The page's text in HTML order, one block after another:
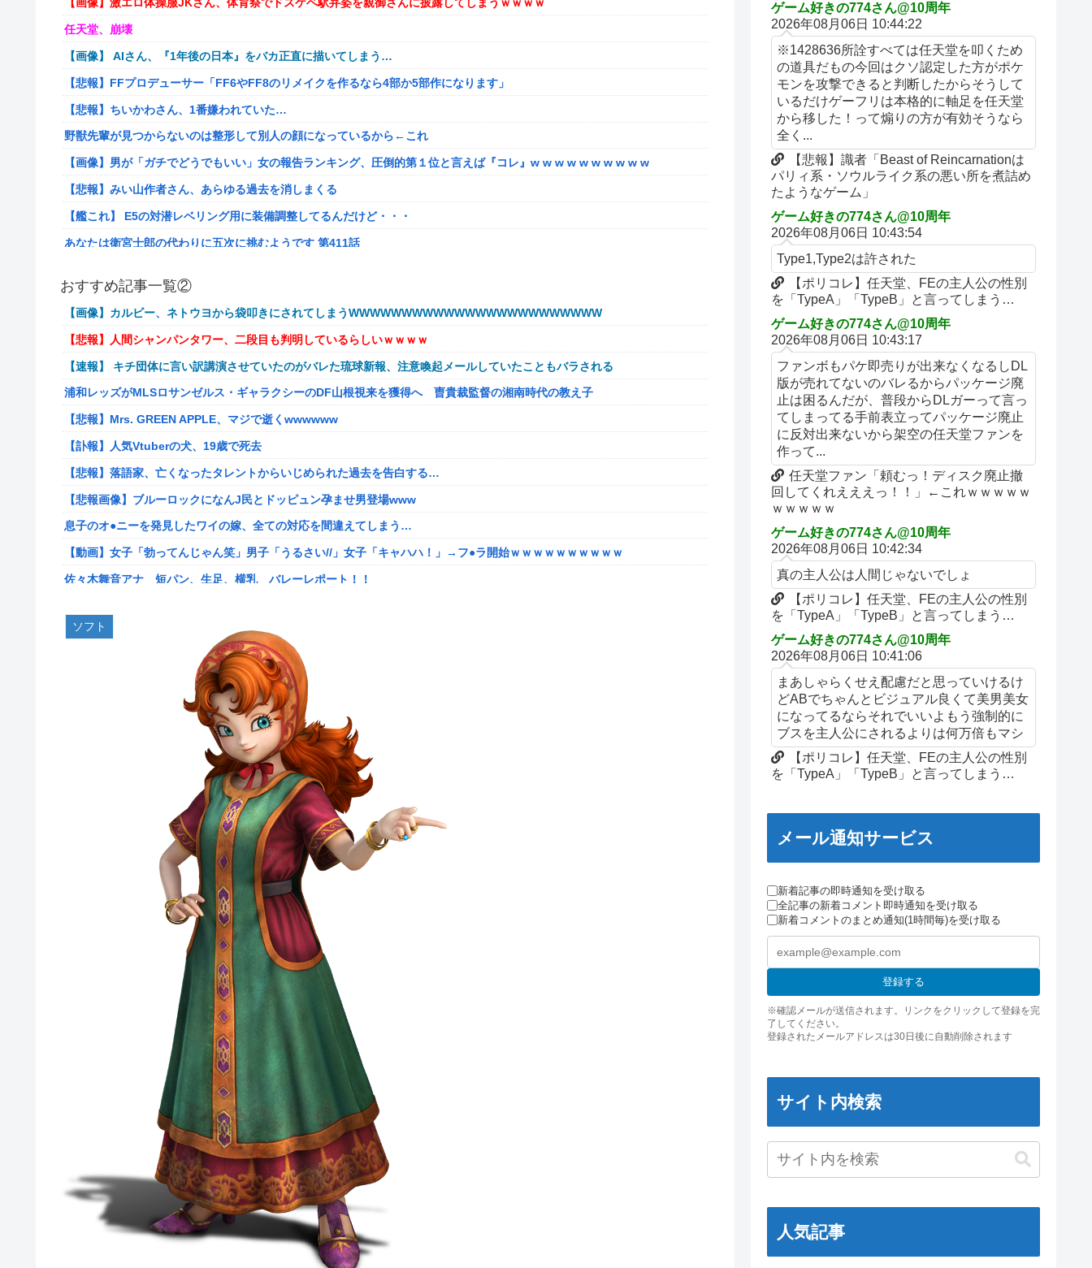
【画像】激エロ体操服JKさん、体育祭でドスケベ駅弁姿を親御さんに披露してしまうｗｗｗｗ
任天堂、崩壊
【画像】 AIさん、『1年後の日本』をバカ正直に描いてしまう…
【悲報】FFプロデューサー「FF6やFF8のリメイクを作るなら4部か5部作になります」
【悲報】ちいかわさん、1番嫌われていた…
野獣先輩が見つからないのは整形して別人の顔になっているから←これ
【画像】男が「ガチでどうでもいい」女の報告ランキング、圧倒的第１位と言えば『コレ』w w w w w w w w w w
【悲報】みい山作者さん、あらゆる過去を消しまくる
【艦これ】 E5の対潜レベリング用に装備調整してるんだけど・・・
あなたは衛宮士郎の代わりに五次に挑むようです 第411話
海外「世界で日本を死守するぞ！」 日本の消防署を訪れたちびっ子集団が世界をメロメロに
【悲報】若者「転勤とか無理」→企業、ついに制度を変え始める
病気でウィッグと知った途端、女性社員を無視＆最低の性的暴言を吐く会社男たち！裏で告発した結果、部署解体＆異動で減
給の地獄を見ることにｗｗ←人として最低限の倫理観すら欠如してる
通学電車でイキリオタク3人組にイヤホン抜かれて「違法サイトで見るな！」と絡まれた→「Netflixですが…？」と返したら
キョドって別車両へ逃走…20代にもなって群れてイキってくんな
専業主婦の私に毎日暴言電話をかけてくるトメ！声優学校で培った声色チェンジで間違い電話ループ⇒極道になりすましてド
ス声で脅した結果←声優スキルの無駄遣いが最高すぎるｗｗｗ
【悲報】落語家、亡くなったタレントからいじめられた過去を告白する…
【悲報画像】ブルーロックになんJ民とドッピュン孕ませ男登場www
【画像】人気漫画「サンキューピッチ」6巻の表紙、えちえちすぎて限界突破ｗｗｗｗ
【世も末】セクシー女優「熊本に300万円寄付」→ (ヽ´ん`)「汚い金でもありがとう」
海外「世界で日本を死守するぞ！」 日本の消防署を訪れたちびっ子集団が世界をメロメロに
海外「全部日本の真似だったのか…」 日本の普通のテレビ番組が最新SNSの数十年先を行っていたと話題に
米国「日本よ、そろそろ利上げしろ」高市政権の経済政策に圧力ｗ
「いきなりステーキ」の反対ｗｗｗｗｗｗｗｗｗ
【NGS】ルーサー緊急、新武器、東方コラボ、EXレベル40… 8/5はアップデート盛り沢山！？貴様ら何から始める？( •᷄ὤ•᷅ )
【生後1日めから】赤ちゃんと大きな犬の成長記録、愛らしい動画が話題に
【ウマ娘】セイちゃんの攻撃力を見よ！！！
【悲報】サイゼ絵師、アカウント停止に追い込まれるwwwwwww
刈川くるみアナ ノースリーブの巨乳！！
【艦これ】ジャージ鹿島 他
堀江由衣(49)がまだ誰のものでもないという現実ｗｗｗｗ
【画像】みい山作者、結構ヤバい事態になる。とんでもない人物との打ち合わせを自白していた
【ウマ娘】なんだかんだ人はダイワスカーレットに帰ってくる
「X-Men ’97」シーズン２ ８話 感想まとめ
【ウマ娘】ライトオはこういう事言う
「サカモトデイズ」最新話、ついに新旧ORDERが集結し、坂本スラーと総力戦に突入！！！
【ガンプラ再販】 HG「ジェスタ (シェザール隊仕様 A班装備)」「ジェスタ (シェザール隊仕様 B&C班装備)」【11時予約開
【アイマス】 アイドル達が雑談してるだけ【モバマス】
【朗報】メディア「PS6発売後もPS5はまだまだ現役」
【艦これ】みんなもう終わってそうだから聞くんだけど E3-2ってサブの穴が空いてないダイハツ駆逐並べて 高速＋とかして
るとアホほど時間かかる？
【艦これ】酔って妹に絡むアブルッツィ 他
【艦これ】今回のかわいい大賞は決まった
【艦これ】ジャージ鹿島 他
PS4「アイマススターリットシーズン」最新PV「新曲:夏のBang!!MV」公開！さらに「体験版」の配信が決定！
連合のモルモット部隊の部隊長になりました 第42話
おすすめ記事一覧②
【画像】カルビー、ネトウヨから袋叩きにされてしまうWWWWWWWWWWWWWWWWWWWWWWWW
【悲報】人間シャンパンタワー、二段目も判明しているらしいｗｗｗｗ
【速報】 キチ団体に言い訳講演させていたのがバレた琉球新報、注意喚起メールしていたこともバラされる
浦和レッズがMLSロサンゼルス・ギャラクシーのDF山根視来を獲得へ 曺貴裁監督の湘南時代の教え子
【悲報】Mrs. GREEN APPLE、マジで逝くwwwwww
【訃報】人気Vtuberの犬、19歳で死去
【悲報】落語家、亡くなったタレントからいじめられた過去を告白する…
【悲報画像】ブルーロックになんJ民とドッピュン孕ませ男登場www
息子のオ●ニーを発見したワイの嫁、全ての対応を間違えてしまう…
【動画】女子「勃ってんじゃん笑」男子「うるさい//」女子「キャハハ！」→フ●ラ開始ｗｗｗｗｗｗｗｗｗｗ
佐々木舞音アナ 短パン、生足、横乳 バレーレポート！！
韓国型イージス搭載の次世代駆逐艦「KDDX」1番艦…2032年竣工と公示！
【画像】フジの新人アナさん、二人とも腋を見せてくれない
某野党議員が「自分を批判する垢は工作垢だ」と示唆、複数の一般人アカウントを晒し上げにしてしまい……
【画像】宇垣美里さん(35)、バカデカ乳を強調させた最新の姿wwww
【衝撃】30代婚活女さん、年収1000万円の人と結婚したい！！→勿論お前ら結婚してあげるよな？？？？？？？
【艦これ】みんなもう終わってそうだから聞くんだけど E3-2ってサブの穴が空いてないダイハツ駆逐並べて 高速＋とかして
【艦これ】酔って妹に絡むアブルッツィ 他
【艦これ】今回のかわいい大賞は決まった
パチンコ代を稼ぐ為に白タクやってた82歳のおじいちゃんが逮捕される 逮捕の数日前に釈放されたばかりなのに即再犯
実際のところ中国って日本をどうしたいんやろな？
体調不良で休んでパチンコ通ってたら、数十日単位の証拠写真撮られて会社クビになった
内閣広報官「高市総理が避難所を３分しか視察しなかったなんてデマ！50分いたぞ😡」 →しかし事実上の視察は数分で正解
ソフト
ゲーム好きの774さん@10周年
2026年08月06日 10:44:22
※1428636所詮すべては任天堂を叩くため
の道具だもの今回はクソ認定した方がポケ
モンを攻撃できると判断したからそうして
いるだけゲーフリは本格的に軸足を任天堂
から移した！って煽りの方が有効そうなら
全く...
【悲報】識者「Beast of Reincarnationは
パリィ系・ソウルライク系の悪い所を煮詰め
たようなゲーム」
ゲーム好きの774さん@10周年
2026年08月06日 10:43:54
Type1,Type2は許された
【ポリコレ】任天堂、FEの主人公の性別
を「TypeA」「TypeB」と言ってしまう…
ゲーム好きの774さん@10周年
2026年08月06日 10:43:17
ファンボもパケ即売りが出来なくなるしDL
版が売れてないのバレるからパッケージ廃
止は困るんだが、普段からDLガーって言っ
てしまってる手前表立ってパッケージ廃止
に反対出来ないから架空の任天堂ファンを
作って...
任天堂ファン「頼むっ！ディスク廃止撤
回してくれえええっ！！」←これｗｗｗｗｗ
ｗｗｗｗｗ
ゲーム好きの774さん@10周年
2026年08月06日 10:42:34
真の主人公は人間じゃないでしょ
【ポリコレ】任天堂、FEの主人公の性別
を「TypeA」「TypeB」と言ってしまう…
ゲーム好きの774さん@10周年
2026年08月06日 10:41:06
まあしゃらくせえ配慮だと思っていけるけ
どABでちゃんとビジュアル良くて美男美女
になってるならそれでいいよもう強制的に
ブスを主人公にされるよりは何万倍もマシ
【ポリコレ】任天堂、FEの主人公の性別
を「TypeA」「TypeB」と言ってしまう…
メール通知サービス
新着記事の即時通知を受け取る
全記事の新着コメント即時通知を受け取る
新着コメントのまとめ通知(1時間毎)を受け取る
登録する
※確認メールが送信されます。リンクをクリックして登録を完
了してください。
登録されたメールアドレスは30日後に自動削除されます
サイト内検索
人気記事